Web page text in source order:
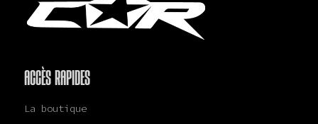
ACCÈS RAPIDES
La boutique